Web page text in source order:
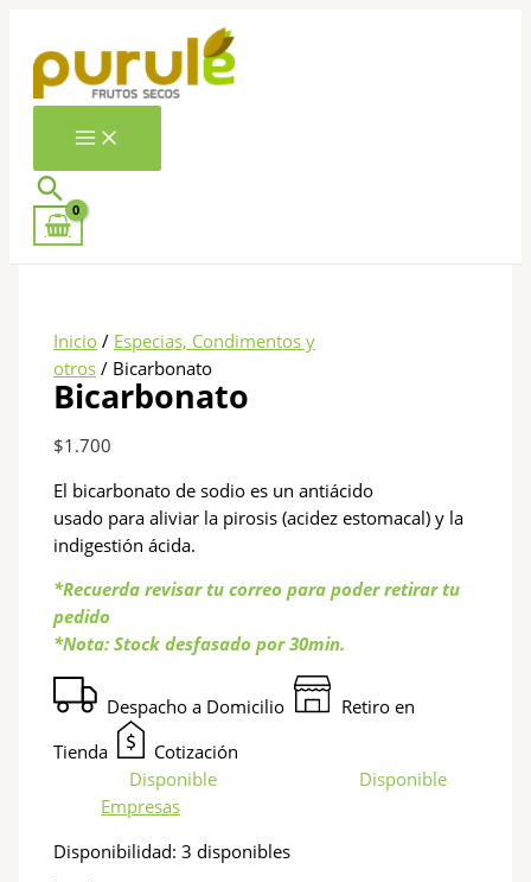
contenido
Buscar
Inicio / Especias, Condimentos y
otros / Bicarbonato
Bicarbonato
$1.700
El bicarbonato de sodio es un antiácido
usado para aliviar la pirosis (acidez estomacal) y la
indigestión ácida.
*Recuerda revisar tu correo para poder retirar tu
pedido
*Nota: Stock desfasado por 30min.
Despacho a Domicilio
Retiro en
Tienda
Cotización
Disponible
Disponible
Empresas
Disponibilidad: 3 disponibles